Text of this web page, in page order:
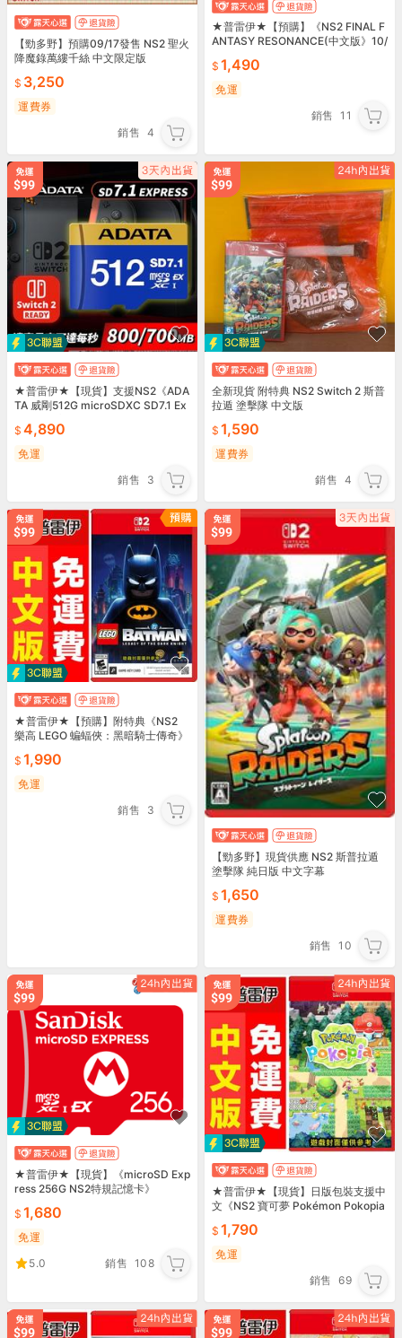
【勁多野】預購09/17發售 NS2 聖火
降魔錄萬縷千絲 中文限定版
3,250
運費券
銷售 4
★普雷伊★【預購】《NS2 FINAL F
ANTASY RESONANCE(中文版》10/
1,490
免運
銷售 11
★普雷伊★【現貨】支援NS2《ADA
TA 威剛512G microSDXC SD7.1 Ex
4,890
免運
銷售
3
全新現貨 附特典 NS2 Switch 2 斯普
拉遁 塗擊隊 中文版
1,590
運費券
銷售 4
★普雷伊★【預購】附特典《NS2
樂高 LEGO 蝙蝠俠：黑暗騎士傳奇》
1,990
免運
銷售
3
【勁多野】現貨供應 NS2 斯普拉遁
塗擊隊 純日版 中文字幕
1,650
運費券
銷售 10
★普雷伊★【現貨】《microSD Exp
ress 256G NS2特規記憶卡》
1,680
免運
5.0
銷售 108
★普雷伊★【現貨】日版包裝支援中
文《NS2 寶可夢 Pokémon Pokopia
1,790
免運
銷售 69